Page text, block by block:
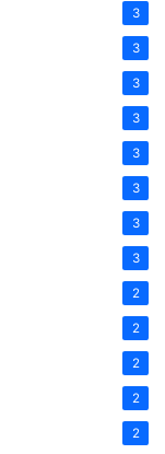
3
3
3
3
3
3
3
3
2
2
2
2
2